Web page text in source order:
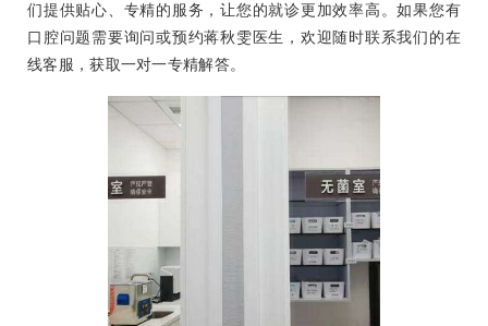
们提供贴心、专精的服务，让您的就诊更加效率高。如果您有
口腔问题需要询问或预约蒋秋雯医生，欢迎随时联系我们的在
线客服，获取一对一专精解答。